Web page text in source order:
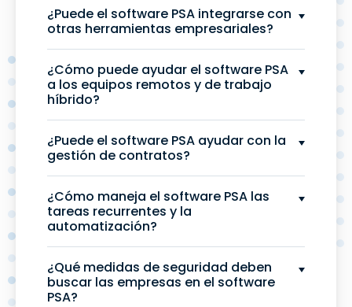
¿Puede el software PSA integrarse con
otras herramientas empresariales?
¿Cómo puede ayudar el software PSA
a los equipos remotos y de trabajo
híbrido?
¿Puede el software PSA ayudar con la
gestión de contratos?
¿Cómo maneja el software PSA las
tareas recurrentes y la
automatización?
¿Qué medidas de seguridad deben
buscar las empresas en el software
PSA?